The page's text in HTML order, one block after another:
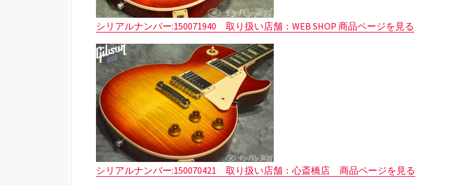
シリアルナンバー:150071940 取り扱い店舗：WEB SHOP 商品ページを見る
シリアルナンバー:150070421 取り扱い店舗：心斎橋店 商品ページを見る